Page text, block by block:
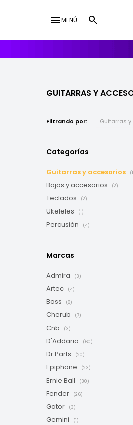
menuMENÚ
GUITARRAS Y
Filtrando por: Guitarras
Categorías
Guitarras y accesorios
Bajos y accesorios (2)
Teclados (2)
Ukeleles (1)
Percusión (4)
Marcas
Admira (3)
Artec (4)
Boss (8)
Cherub (7)
Cnb (3)
D'Addario (60)
Dr Parts (20)
Epiphone (23)
Ernie Ball (30)
Fender (26)
Gator (3)
Gemini (1)